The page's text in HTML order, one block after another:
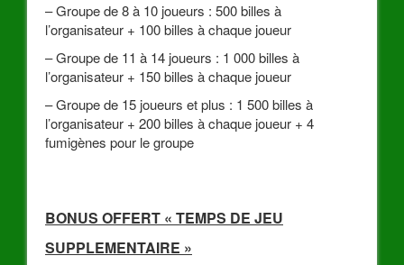
– Groupe de 8 à 10 joueurs : 500 billes à
l’organisateur + 100 billes à chaque joueur
– Groupe de 11 à 14 joueurs : 1 000 billes à
l’organisateur + 150 billes à chaque joueur
– Groupe de 15 joueurs et plus : 1 500 billes à
l’organisateur + 200 billes à chaque joueur + 4
fumigènes pour le groupe
BONUS OFFERT « TEMPS DE JEU
SUPPLEMENTAIRE »